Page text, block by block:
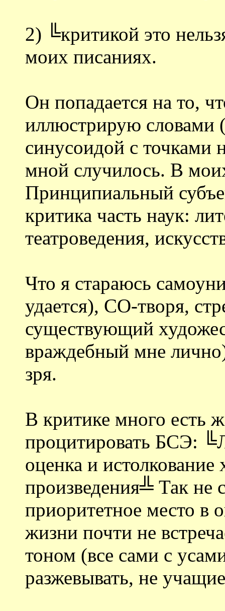
2) ╚критикой это
моих писаниях.
Он попадается на то,
иллюстрирую словами
синусоидой с точками
мной случилось. В
Принципиальный
критика часть наук:
театроведения,
Что я стараюсь
удается), СО-творя,
существующий
враждебный мне
зря.
В критике много есть
процитировать БСЭ:
оценка и истолкование
произведения╩ Так не
приоритетное место в
жизни почти не
тоном (все сами с
разжевывать, не